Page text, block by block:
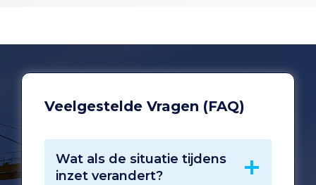
Veelgestelde Vragen (FAQ)
Wat als de situatie tijdens
inzet verandert?